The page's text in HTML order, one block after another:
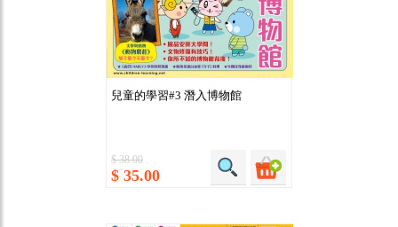
兒童的學習#3 潛入博物館
$ 38.00
$ 35.00